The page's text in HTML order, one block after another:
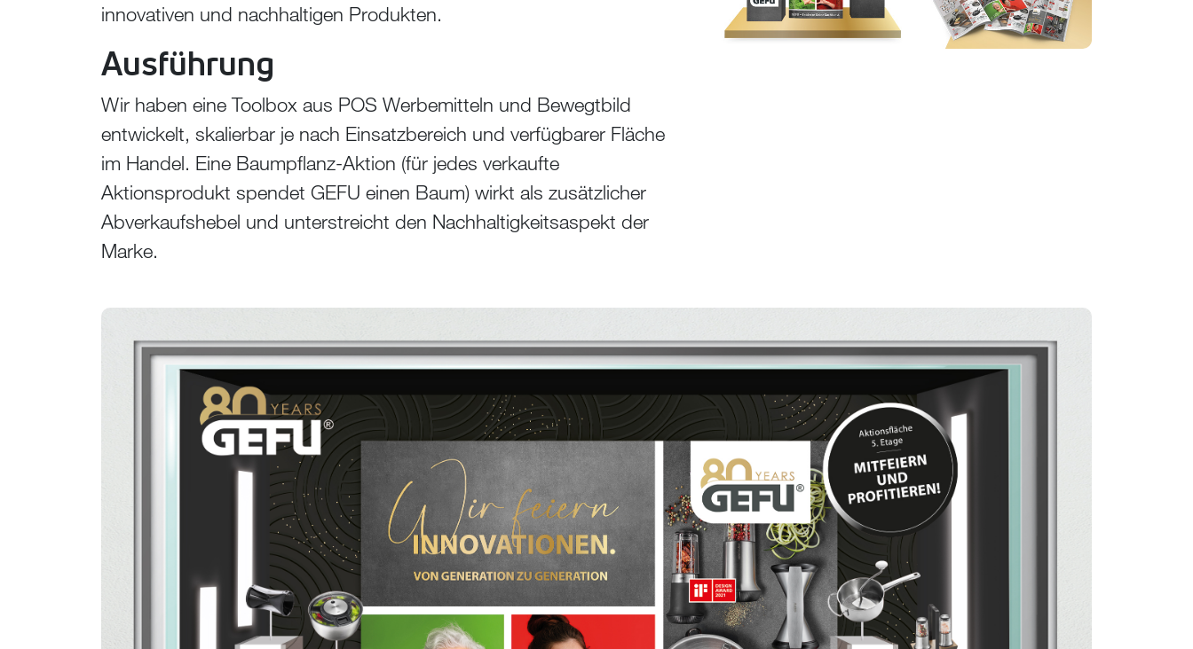
innovativen und nachhaltigen Produkten.
Ausführung
Wir haben eine Toolbox aus POS Werbemitteln und Bewegtbild
entwickelt, skalierbar je nach Einsatzbereich und verfügbarer Fläche
im Handel. Eine Baumpflanz-Aktion (für jedes verkaufte
Aktionsprodukt spendet GEFU einen Baum) wirkt als zusätzlicher
Abverkaufshebel und unterstreicht den Nachhaltigkeitsaspekt der
Marke.